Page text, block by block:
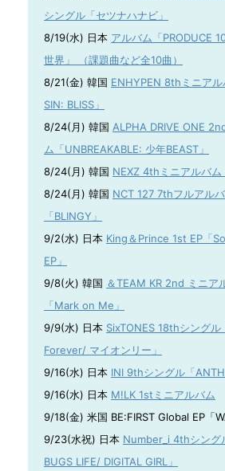
シングル「セツナハナビ」
8/19(水) 日本 アルバム「PRODUCE
世界」 （課題曲など全10曲）
8/21(金) 韓国 ENHYPEN 8thミニアル
SIN: BLISS」
8/24(月) 韓国 ALPHA DRIVE ONE
ム「UNBREAKABLE: 少年BEAST」
8/24(月) 韓国 NEXZ 4thミニアルバム
8/24(月) 韓国 NCT 127 7thフルアル
「BLINGY」
9/2(水) 日本 King＆Prince 1st EP「
EP」
9/8(火) 韓国 ＆TEAM KR 2nd ミニア
「Mark on Me」
9/9(水) 日本 SixTONES 18thシングル
Forever/ マイオンリー」
9/16(水) 日本 INI 9thシングル「
9/16(水) 日本 M!LK 1stミニアルバム
9/18(金) 米国 BE:FIRST Global EP「
9/23(水祝) 日本 Number_i 4thシング
BUGS LIFE/ DIGITAL GIRL」